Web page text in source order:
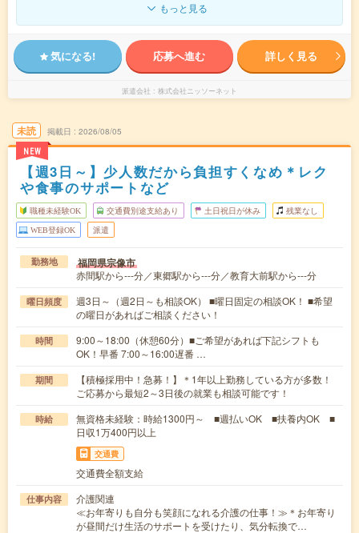
もっと見る
気になる! 応募へ進む 詳しく見る
派遣会社 株式会社ニッソーネット
未読
NEW
掲載日 2026/08/05
【週3日～】少人数だから負担すくなめ＊レク
や食事のサポートなど
職種未経験OK 交通費別途支給あり 土日祝日が休み 残業なし
WEB登録OK 派遣
勤務地 福岡県宗像市
赤間駅から---分／東郷駅から---分／教育大前駅から---分
曜日頻度
週3日～（週2日～も相談OK） ■曜日固定の相談OK！ ■希望
の曜日があればご相談ください！
時間
9:00～18:00（休憩60分）■ご希望があれば下記シフトも
OK！早番 7:00～16:00遅番 …
期間
【積極採用中！急募！】＊1年以上勤務している方が多数！
ご応募から最短2～3日後の就業も相談可能です！
時給
無資格未経験：時給1300円～ ■週払いOK ■扶養内OK ■
日収1万400円以上
交通費
交通費全額支給
仕事内容
介護関連
≪お年寄りも自分も笑顔になれる介護の仕事！≫＊お年寄り
が昼間だけ生活のサポートを受けたり、気分転換で…